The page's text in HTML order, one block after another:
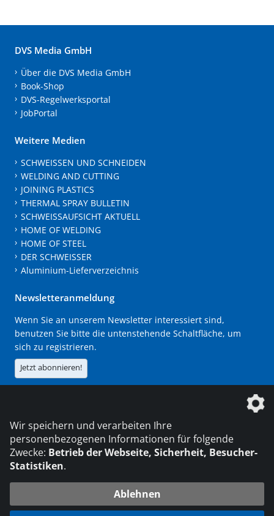
DVS Media GmbH
Über die DVS Media GmbH
Book-Shop
DVS-Regelwerksportal
JobPortal
Weitere Medien
SCHWEISSEN UND SCHNEIDEN
WELDING AND CUTTING
JOINING PLASTICS
THERMAL SPRAY BULLETIN
SCHWEISSAUFSICHT AKTUELL
HOME OF WELDING
HOME OF STEEL
DER SCHWEISSER
Aluminium-Lieferverzeichnis
Newsletteranmeldung
Wenn Sie an unserem Newsletter interessiert sind,
benutzen Sie bitte die untenstehende Schaltfläche, um
sich zu registrieren.
Jetzt abonnieren!
Die DVS Media GmbH ist ein Unternehmen der
Wir speichern und verarbeiten Ihre
personenbezogenen Informationen für folgende
Zwecke: Betrieb der Webseite, Sicherheit, Besucher-
Statistiken.
Ablehnen